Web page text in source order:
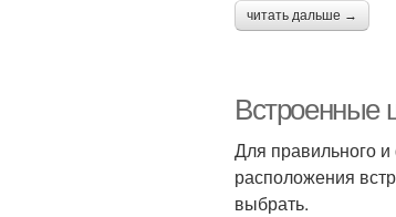
читать дальше →
Встроенные
Для правильного
расположения
выбрать.